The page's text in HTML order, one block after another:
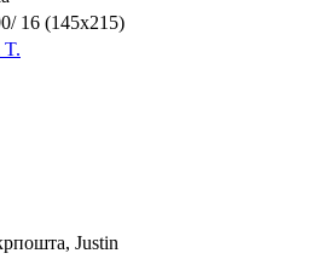
16 (145х215)
T.
Justin